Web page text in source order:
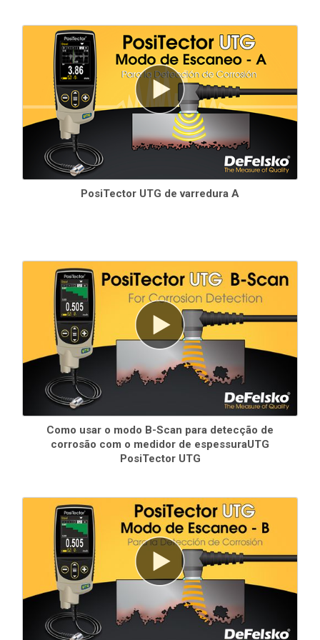
mais informações.
Todos os medidores vêm completos, com corpo e sonda,
acoplamento, estojo de borracha protetor, pulseira, 3 pilhas
alcalinas AAA, instruções, estojo de transporte protetor,
PosiSoft , garantia de dois (2) anos.
Standard Modelos
Inclui TODOS os recursos mostrados acima, além de...
Armazenamento de 1.000 leituras por sonda - as leituras
armazenadas podem ser visualizadas ou baixadas
Advanced Modelos
PosiTector UTG de varredura A
Como usar o modo B-Scan para detecção de
corrosão com o medidor de espessuraUTG
PosiTector UTG